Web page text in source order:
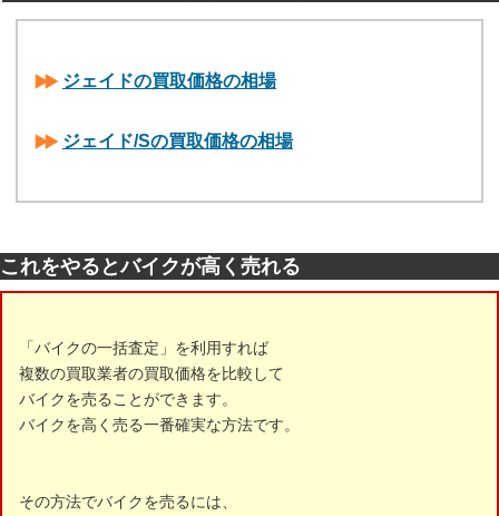
ジェイドの買取価格の相場
ジェイド/Sの買取価格の相場
これをやるとバイクが高く売れる
「バイクの一括査定」を利用すれば
複数の買取業者の買取価格を比較して
バイクを売ることができます。
バイクを高く売る一番確実な方法です。
その方法でバイクを売るには、